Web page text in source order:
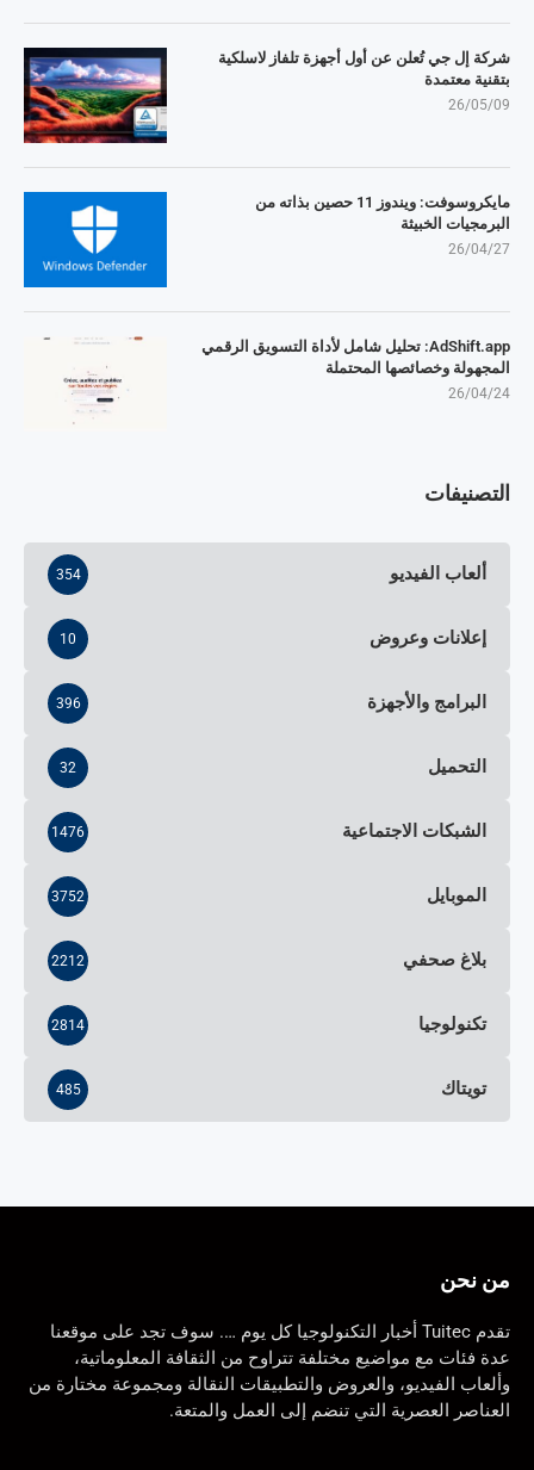
شركة إل جي تُعلن عن أول أجهزة تلفاز لاسلكية
بتقنية معتمدة
26/05/09
مايكروسوفت: ويندوز 11 حصين بذاته من
البرمجيات الخبيثة
26/04/27
AdShift.app: تحليل شامل لأداة التسويق الرقمي
المجهولة وخصائصها المحتملة
26/04/24
التصنيفات
ألعاب الفيديو 354
إعلانات وعروض 10
البرامج والأجهزة 396
التحميل 32
الشبكات الاجتماعية 1476
الموبايل 3752
بلاغ صحفي 2212
تكنولوجيا 2814
تويتاك 485
من نحن
تقدم Tuitec أخبار التكنولوجيا كل يوم …. سوف تجد على موقعنا
عدة فئات مع مواضيع مختلفة تتراوح من الثقافة المعلوماتية،
وألعاب الفيديو، والعروض والتطبيقات النقالة ومجموعة مختارة من
العناصر العصرية التي تنضم إلى العمل والمتعة.